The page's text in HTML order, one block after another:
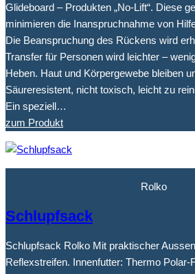
Glideboard – Produkten „No-Lift“. Diese
minimieren die Inanspruchnahme von
Die Beanspruchung des Rückens wird
Transfer für Personen wird leichter –
Heben. Haut und Körpergewebe bleiben
Säureresistent, nicht toxisch, leicht zu
Ein speziell…
zum Produkt
Rolko
Schlupfsack
Schlupfsack Rolko Mit praktischer
Reflexstreifen. Innenfutter: Thermo Polar-